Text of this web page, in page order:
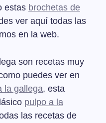
estas brochetas de
ver aquí todas las
en la web.
son recetas muy
puedes ver en
la gallega, esta
pulpo a la
las recetas de